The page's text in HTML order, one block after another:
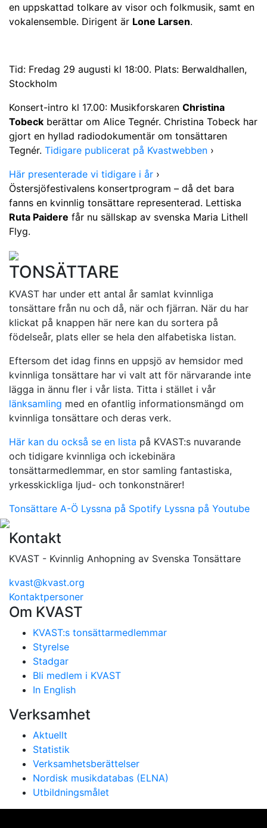
en uppskattad tolkare av visor och folkmusik, samt en
vokalensemble. Dirigent är Lone Larsen.
Tid: Fredag 29 augusti kl 18:00. Plats: Berwaldhallen,
Stockholm
Konsert-intro kl 17.00: Musikforskaren Christina
Tobeck berättar om Alice Tegnér. Christina Tobeck har
gjort en hyllad radiodokumentär om tonsättaren
Tegnér. Tidigare publicerat på Kvastwebben ›
Här presenterade vi tidigare i år ›
Östersjöfestivalens konsertprogram – då det bara
fanns en kvinnlig tonsättare representerad. Lettiska
Ruta Paidere får nu sällskap av svenska Maria Lithell
Flyg.
TONSÄTTARE
KVAST har under ett antal år samlat kvinnliga
tonsättare från nu och då, när och fjärran. När du har
klickat på knappen här nere kan du sortera på
födelseår, plats eller se hela den alfabetiska listan.
Eftersom det idag finns en uppsjö av hemsidor med
kvinnliga tonsättare har vi valt att för närvarande inte
lägga in ännu fler i vår lista. Titta i stället i vår
länksamling med en ofantlig informationsmängd om
kvinnliga tonsättare och deras verk.
Här kan du också se en lista på KVAST:s nuvarande
och tidigare kvinnliga och ickebinära
tonsättarmedlemmar, en stor samling fantastiska,
yrkesskickliga ljud- och tonkonstnärer!
Tonsättare A-Ö Lyssna på Spotify Lyssna på Youtube
Kontakt
KVAST - Kvinnlig Anhopning av Svenska Tonsättare
kvast@kvast.org
Kontaktpersoner
Om KVAST
KVAST:s tonsättarmedlemmar
Styrelse
Stadgar
Bli medlem i KVAST
In English
Verksamhet
Aktuellt
Statistik
Verksamhetsberättelser
Nordisk musikdatabas (ELNA)
Utbildningsmålet